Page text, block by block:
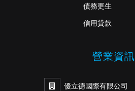
債務更生
信用貸款
營業資訊
優立德國際有限公司